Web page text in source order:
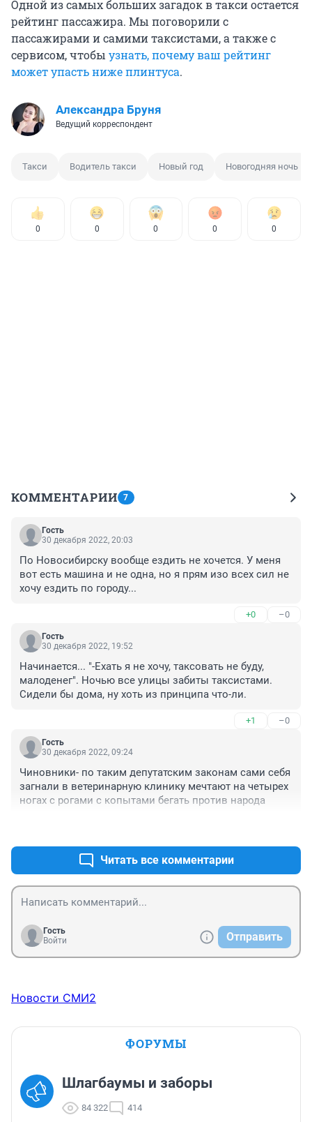
Одной из самых больших загадок в такси остается
рейтинг пассажира. Мы поговорили с
пассажирами и самими таксистами, а также с
сервисом, чтобы узнать, почему ваш рейтинг
может упасть ниже плинтуса.
Александра Бруня
Ведущий корреспондент
Такси Водитель такси Новый год Новогодняя ночь
0 0 0 0 0
КОММЕНТАРИИ 7
Гость
30 декабря 2022, 20:03
По Новосибирску вообще ездить не хочется. У меня
вот есть машина и не одна, но я прям изо всех сил не
хочу ездить по городу...
+0 –0
Гость
30 декабря 2022, 19:52
Начинается... "-Ехать я не хочу, таксовать не буду,
малоденег". Ночью все улицы забиты таксистами.
Сидели бы дома, ну хоть из принципа что-ли.
+1 –0
Гость
30 декабря 2022, 09:24
Чиновники- по таким депутатским законам сами себя
загнали в ветеринарную клинику мечтают на четырех
ногах с рогами с копытами бегать против народа
Читать все комментарии
Гость
Войти
Отправить
Новости СМИ2
ФОРУМЫ
Шлагбаумы и заборы
84 322 414